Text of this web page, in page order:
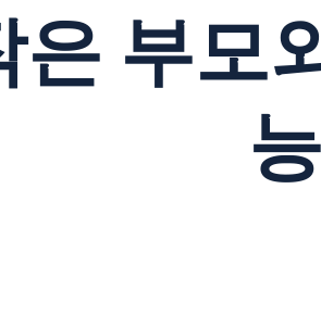
은 부모